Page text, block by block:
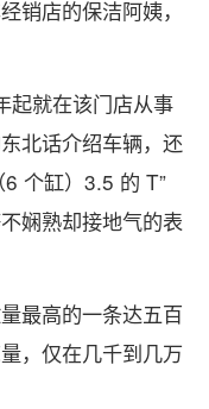
销店的保洁阿姨，
起就在该门店从事
北话介绍车辆，还
6 个缸）3.5 的 T”
娴熟却接地气的表
最高的一条达五百
，仅在几千到几万